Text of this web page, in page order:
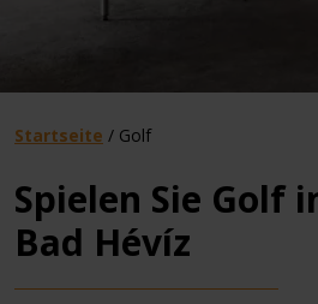
Startseite / Golf
Spielen Sie Golf
Bad Hévíz